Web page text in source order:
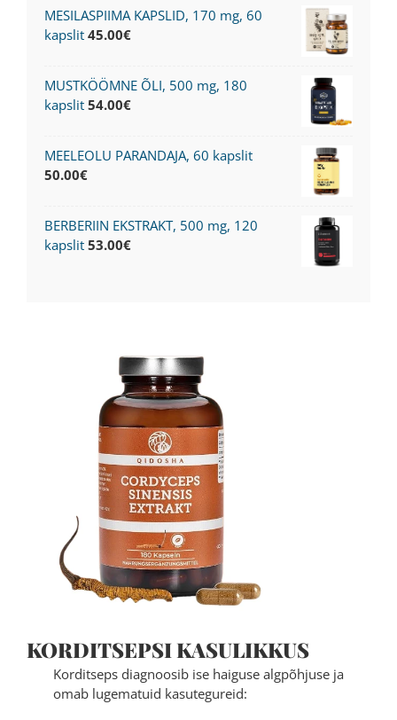
KORDITSEPSI KASULIKKUS
Korditseps diagnoosib ise haiguse algpõhjuse ja
omab lugematuid kasutegureid:
MESILASPIIMA KAPSLID, 170 mg, 60
kapslit 45.00€
MUSTKÖÖMNE ÕLI, 500 mg, 180
kapslit 54.00€
MEELEOLU PARANDAJA, 60 kapslit
50.00€
BERBERIIN EKSTRAKT, 500 mg, 120
kapslit 53.00€